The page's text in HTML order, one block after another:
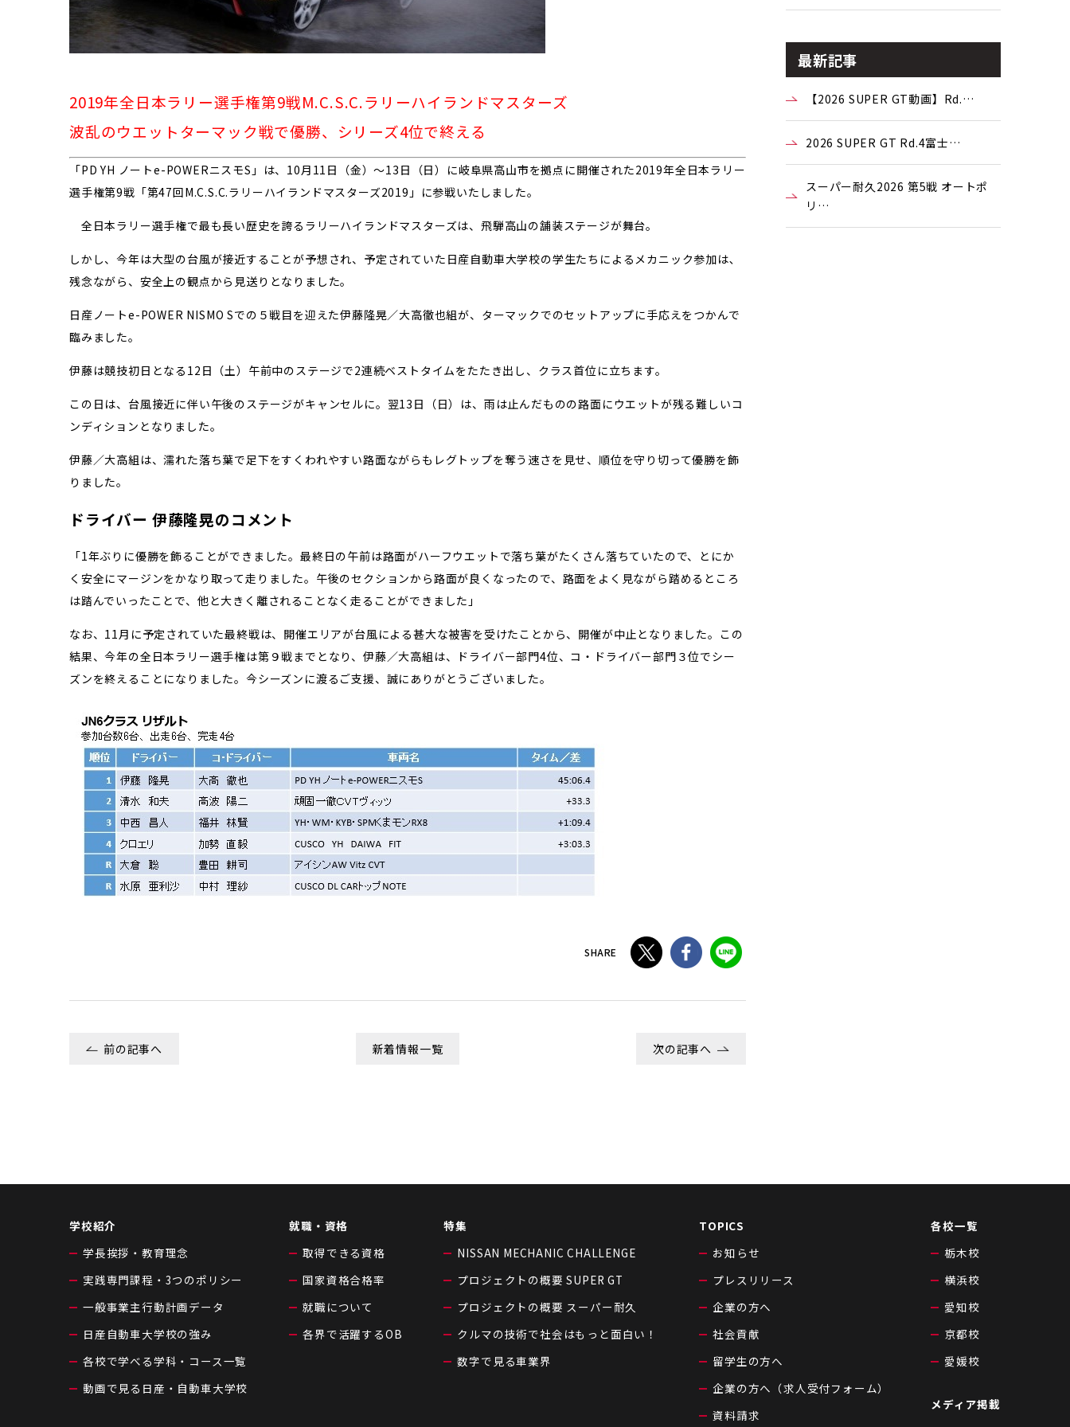
2019年全日本ラリー選手権第9戦M.C.S.C.ラリーハイランドマスターズ
波乱のウエットターマック戦で優勝、シリーズ4位で終える
「PD YH ノートe-POWERニスモS」は、10月11日（金）〜13日（日）に岐阜県高山市を拠点に開催された2019年全日本ラリー
選手権第9戦「第47回M.C.S.C.ラリーハイランドマスターズ2019」に参戦いたしました。
全日本ラリー選手権で最も長い歴史を誇るラリーハイランドマスターズは、飛騨高山の舗装ステージが舞台。
しかし、今年は大型の台風が接近することが予想され、予定されていた日産自動車大学校の学生たちによるメカニック参加は､
残念ながら、安全上の観点から見送りとなりました。
日産ノートe-POWER NISMO Sでの５戦目を迎えた伊藤隆晃／大高徹也組が、ターマックでのセットアップに手応えをつかんで
臨みました。
伊藤は競技初日となる12日（土）午前中のステージで2連続ベストタイムをたたき出し、クラス首位に立ちます。
この日は、台風接近に伴い午後のステージがキャンセルに。翌13日（日）は、雨は止んだものの路面にウエットが残る難しいコ
ンディションとなりました。
伊藤／大高組は、濡れた落ち葉で足下をすくわれやすい路面ながらもレグトップを奪う速さを見せ、順位を守り切って優勝を飾
りました。
ドライバー 伊藤隆晃のコメント
「1年ぶりに優勝を飾ることができました。最終日の午前は路面がハーフウエットで落ち葉がたくさん落ちていたので、とにか
く安全にマージンをかなり取って走りました。午後のセクションから路面が良くなったので、路面をよく見ながら踏めるところ
は踏んでいったことで、他と大きく離されることなく走ることができました」
なお、11月に予定されていた最終戦は、開催エリアが台風による甚大な被害を受けたことから、開催が中止となりました。この
結果、今年の全日本ラリー選手権は第９戦までとなり、伊藤／大高組は、ドライバー部門4位、コ・ドライバー部門３位でシー
ズンを終えることになりました。今シーズンに渡るご支援、誠にありがとうございました。
SHARE
前の記事へ 新着情報一覧 次の記事へ
最新記事
【2026 SUPER GT動画】Rd.…
2026 SUPER GT Rd.4富士…
スーパー耐久2026 第5戦 オートポ
リ…
学校紹介
学長挨拶・教育理念
実践専門課程・3つのポリシー
一般事業主行動計画データ
日産自動車大学校の強み
各校で学べる学科・コース一覧
動画で見る日産・自動車大学校
就職・資格
取得できる資格
国家資格合格率
就職について
各界で活躍するOB
特集
NISSAN MECHANIC CHALLENGE
プロジェクトの概要 SUPER GT
プロジェクトの概要 スーパー耐久
クルマの技術で社会はもっと面白い！
数字で見る車業界
TOPICS
お知らせ
プレスリリース
企業の方へ
社会貢献
留学生の方へ
企業の方へ（求人受付フォーム）
資料請求
各校一覧
栃木校
横浜校
愛知校
京都校
愛媛校
メディア掲載